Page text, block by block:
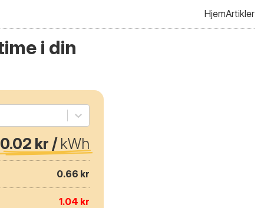
HjemArtikler
i din
0.02 kr /kWh
0.66 kr
1.04 kr